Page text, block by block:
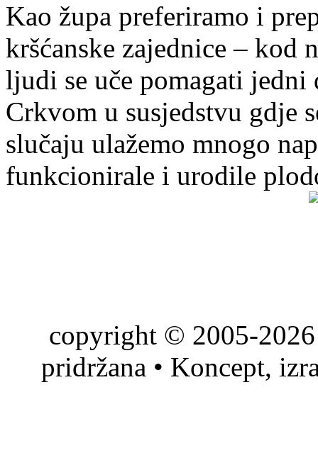
Kao župa preferiramo i
kršćanske zajednice – kod
ljudi se uče pomagati
Crkvom u susjedstvu gdje
slučaju ulažemo mnogo
funkcionirale i urodile
copyright © 2005-
pridržana • Koncept,